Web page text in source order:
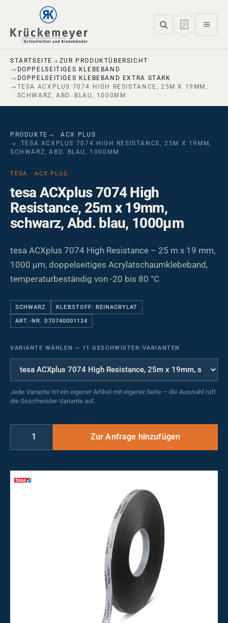
Skip to main navigation
Skip to main content
Skip to page footer
STARTSEITE
ZUR PRODUKTÜBERSICHT
DOPPELSEITIGES KLEBEBAND
DOPPELSEITIGES KLEBEBAND EXTRA STARK
TESA ACXPLUS 7074 HIGH RESISTANCE, 25M X 19MM,
SCHWARZ, ABD. BLAU, 1000ΜM
PRODUKTE
ACX PLUS
TESA ACXPLUS 7074 HIGH RESISTANCE, 25M X 19MM,
SCHWARZ, ABD. BLAU, 1000ΜM
TESA · ACX PLUS
tesa ACXplus 7074 High
Resistance, 25m x 19mm,
schwarz, Abd. blau, 1000µm
tesa ACXplus 7074 High Resistance – 25 m x 19 mm,
1000 µm, doppelseitiges Acrylatschaumklebeband,
temperaturbeständig von -20 bis 80 °C
SCHWARZ KLEBSTOFF: REINACRYLAT
ART.-NR. 070740001124
VARIANTE WÄHLEN — 11 GESCHWISTER-VARIANTEN
Jede Variante ist ein eigener Artikel mit eigener Seite – die Auswahl ruft
die Geschwister-Variante auf.